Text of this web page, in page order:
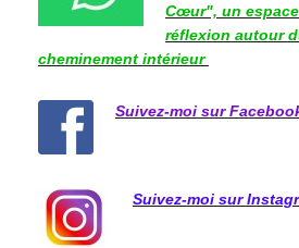
Cœur", un
réflexion autour
cheminement intérieur
Suivez-moi sur
Suivez-moi sur